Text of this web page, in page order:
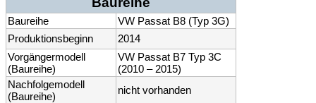
Baureihe
VW Passat B8 (Typ 3G)
Produktionsbeginn
2014
Vorgängermodell
(Baureihe)
VW Passat B7 Typ 3C
(2010 – 2015)
Nachfolgemodell
(Baureihe)
nicht vorhanden